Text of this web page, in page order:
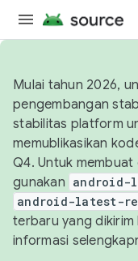
Mulai tahun 2026,
pengembangan
stabilitas platform
memublikasikan
Q4. Untuk
gunakan android-
android-latest-
terbaru yang dikirim
informasi